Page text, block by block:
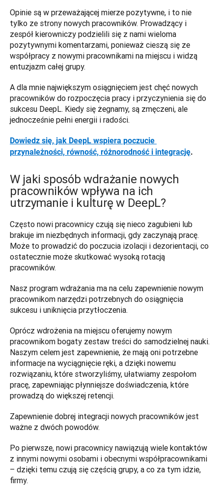
Opinie są w przeważającej mierze pozytywne, i to nie
tylko ze strony nowych pracowników. Prowadzący i
zespół kierowniczy podzielili się z nami wieloma
pozytywnymi komentarzami, ponieważ cieszą się ze
współpracy z nowymi pracownikami na miejscu i widzą
entuzjazm całej grupy.
A dla mnie największym osiągnięciem jest chęć nowych
pracowników do rozpoczęcia pracy i przyczynienia się do
sukcesu DeepL. Kiedy się żegnamy, są zmęczeni, ale
jednocześnie pełni energii i radości.
Dowiedz się, jak DeepL wspiera poczucie
przynależności, równość, różnorodność i integrację.
W jaki sposób wdrażanie nowych
pracowników wpływa na ich
utrzymanie i kulturę w DeepL?
Często nowi pracownicy czują się nieco zagubieni lub
brakuje im niezbędnych informacji, gdy zaczynają pracę.
Może to prowadzić do poczucia izolacji i dezorientacji, co
ostatecznie może skutkować wysoką rotacją
pracowników.
Nasz program wdrażania ma na celu zapewnienie nowym
pracownikom narzędzi potrzebnych do osiągnięcia
sukcesu i uniknięcia przytłoczenia.
Oprócz wdrożenia na miejscu oferujemy nowym
pracownikom bogaty zestaw treści do samodzielnej nauki.
Naszym celem jest zapewnienie, że mają oni potrzebne
informacje na wyciągnięcie ręki, a dzięki nowemu
rozwiązaniu, które stworzyliśmy, ułatwiamy zespołom
pracę, zapewniając płynniejsze doświadczenia, które
prowadzą do większej retencji.
Zapewnienie dobrej integracji nowych pracowników jest
ważne z dwóch powodów.
Po pierwsze, nowi pracownicy nawiązują wiele kontaktów
z innymi nowymi osobami i obecnymi współpracownikami
– dzięki temu czują się częścią grupy, a co za tym idzie,
firmy.